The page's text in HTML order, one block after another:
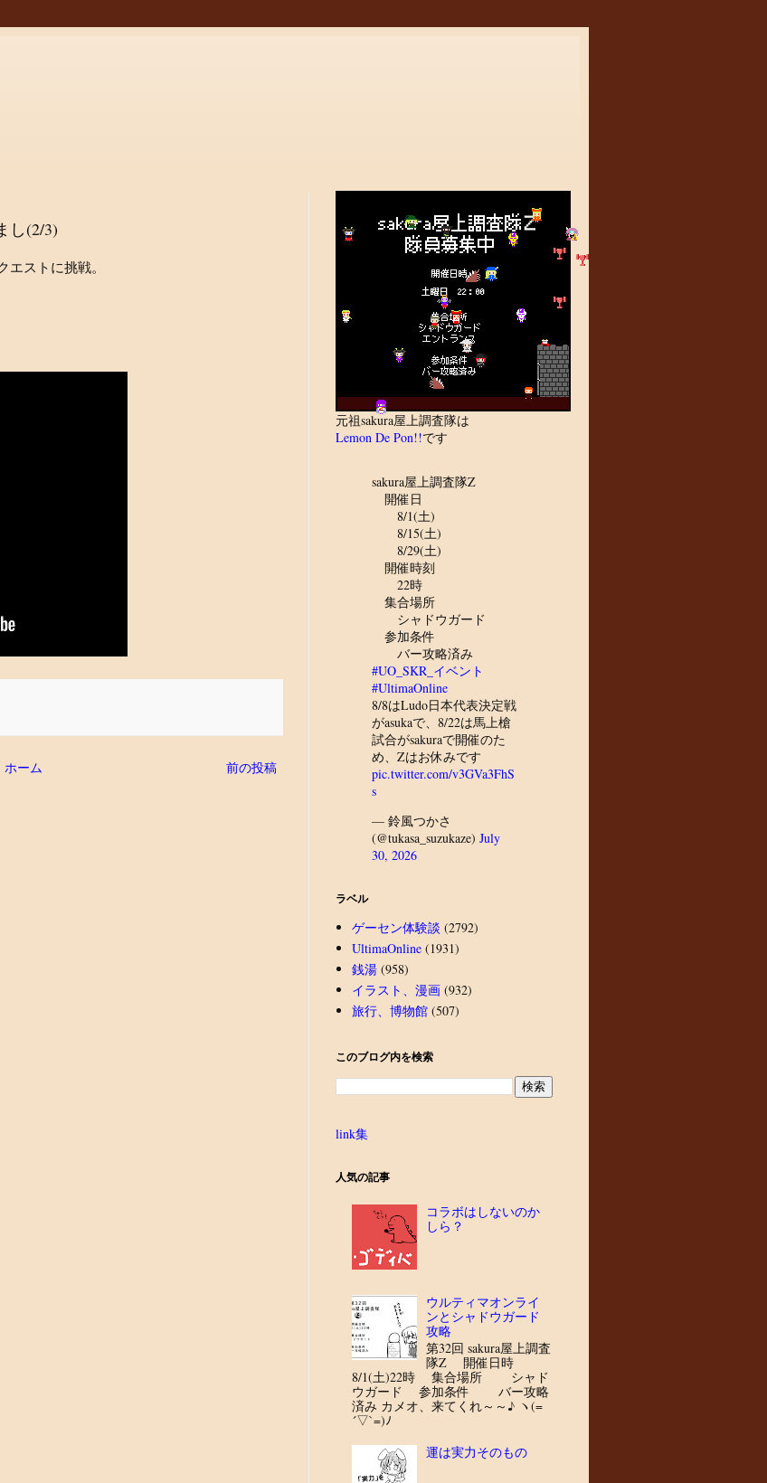
し(2/3)
ストに挑戦。
前の投稿
ホーム
元祖sakura屋上調査隊は
Lemon De Pon!!です
sakura屋上調査隊Z
開催日
8/1(土)
8/15(土)
8/29(土)
開催時刻
22時
集合場所
シャドウガード
参加条件
バー攻略済み
#UO_SKR_イベント
#UltimaOnline
8/8はLudo日本代表決定戦
がasukaで、8/22は馬上槍
試合がsakuraで開催のた
め、Zはお休みです
pic.twitter.com/v3GVa3FhS
s
— 鈴風つかさ
(@tukasa_suzukaze) July
30, 2026
ラベル
ゲーセン体験談 (2792)
UltimaOnline (1931)
銭湯 (958)
イラスト、漫画 (932)
旅行、博物館 (507)
このブログ内を検索
link集
人気の記事
コラボはしないのか
しら？
ウルティマオンライ
ンとシャドウガード
攻略
第32回 sakura屋上調査
隊Z 開催日時
8/1(土)22時 集合場所 シャド
ウガード 参加条件 バー攻略
済み カメオ、来てくれ～～♪ ヽ(=
´▽`=)ﾉ
運は実力そのもの